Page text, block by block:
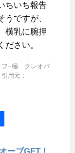
ちいち報告
ですが、
横乳に腕押
さい。
フ−極 クレオパ
用元：